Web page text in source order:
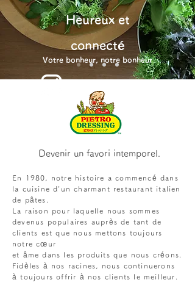
Heureux et
connecté
Votre bonheur, notre bonheur
Devenir un favori intemporel.
En 1980, notre histoire a commencé dans
la cuisine d'un charmant restaurant italien
de pâtes.
La raison pour laquelle nous sommes
devenus populaires auprès de tant de
clients est que nous mettons toujours
notre cœur
et âme dans les produits que nous créons.
Fidèles à nos racines, nous continuerons
à toujours offrir à nos clients le meilleur.